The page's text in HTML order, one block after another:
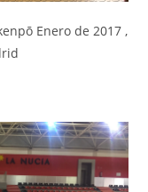
Enero de 2017 ,